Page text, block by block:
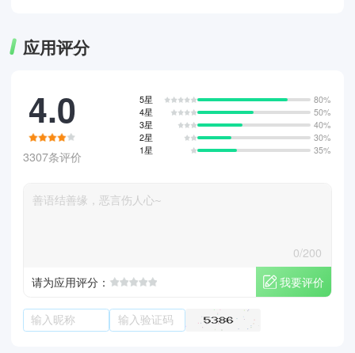
应用评分
4.0
3307条评价
5星
80%
4星
50%
3星
40%
2星
30%
1星
35%
0/200
请为应用评分：
我要评价